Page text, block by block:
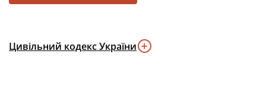
Цивільний кодекс України